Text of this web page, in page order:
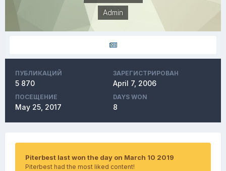
Admin
ПУБЛИКАЦИЙ
5 870
ЗАРЕГИСТРИРОВАН
April 7, 2006
ПОСЕЩЕНИЕ
May 25, 2017
DAYS WON
8
Piterbest last won the day on March 10 2019
Piterbest had the most liked content!